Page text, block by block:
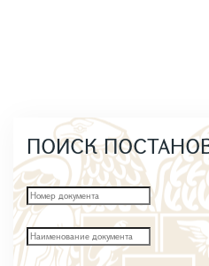
ПОИСК